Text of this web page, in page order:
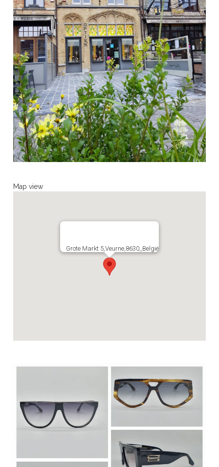
Map view
Grote Markt 5,Veurne,8630,,België